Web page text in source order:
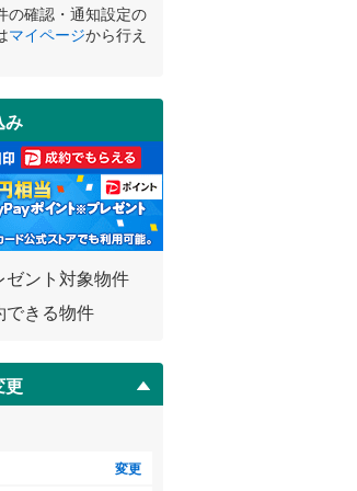
の確認・通知設定の
マイページから行え
み
ゼント対象物件
できる物件
更
変更
以内（0）